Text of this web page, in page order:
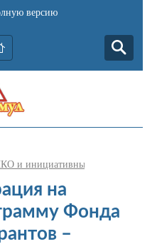
версию
и инициативных граждан
на
Фонда
–